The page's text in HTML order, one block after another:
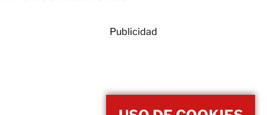
Publicidad